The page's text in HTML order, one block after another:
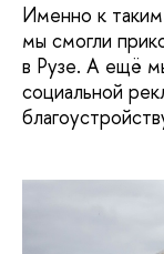
Именно к
мы смогли
в Рузе. А ещё
социальной